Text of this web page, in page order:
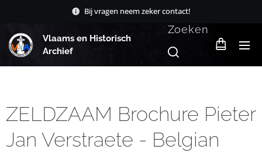
Bij vragen neem zeker contact!
Vlaams en Historisch
Archief
Zoeken
ZELDZAAM Brochure Pieter
Jan Verstraete - Belgian